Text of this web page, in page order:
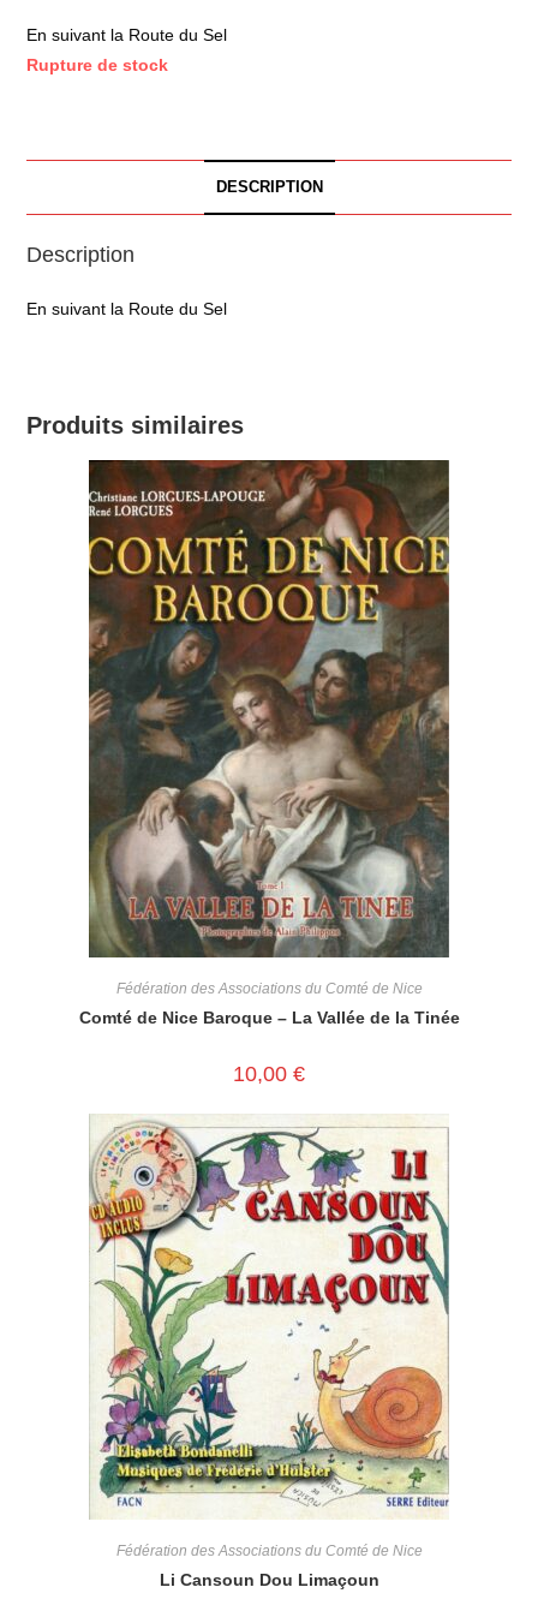
En suivant la Route du Sel
Rupture de stock
DESCRIPTION
Description
En suivant la Route du Sel
Produits similaires
Fédération des Associations du Comté de Nice
Comté de Nice Baroque – La Vallée de la Tinée
10,00 €
Fédération des Associations du Comté de Nice
Li Cansoun Dou Limaçoun